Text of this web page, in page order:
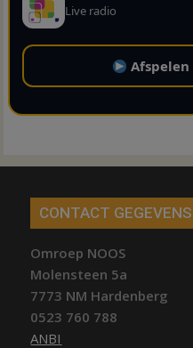
Live radio
Afspelen
CONTACT GEGEVENS
Omroep NOOS
Molensteen 5a
7773 NM Hardenberg
0523 760 788
ANBI